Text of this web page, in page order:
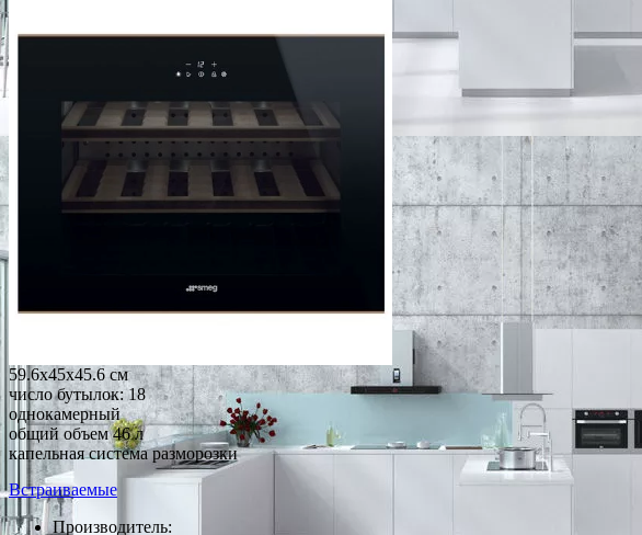
59.6x45x45.6 см
число бутылок: 18
однокамерный
общий объем 46 л
капельная система разморозки
Встраиваемые
Производитель: